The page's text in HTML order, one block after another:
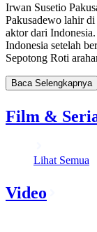
Irwan Susetio
Pakusadewo lahir di
aktor dari
Indonesia setelah
Sepotong Roti
Baca Selengkapnya
Film &
Lihat Semua
Video